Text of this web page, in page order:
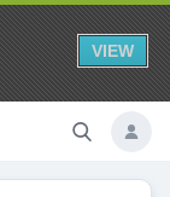
VIEW